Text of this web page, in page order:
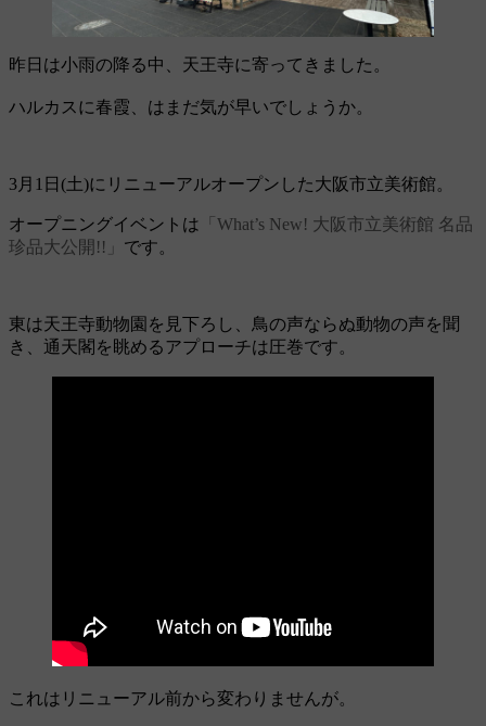
昨日は小雨の降る中、天王寺に寄ってきました。
ハルカスに春霞、はまだ気が早いでしょうか。
3月1日(土)にリニューアルオープンした大阪市立美術館。
オープニングイベントは 「What’s New! 大阪市立美術館 名品
珍品大公開!!」 です。
東は天王寺動物園を見下ろし、鳥の声ならぬ動物の声を聞
き、通天閣を眺めるアプローチは圧巻です。
これはリニューアル前から変わりませんが。